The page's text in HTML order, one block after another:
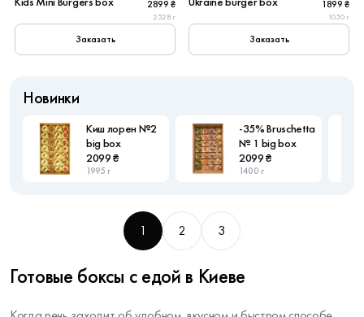
2899 ₴
2528 г
Заказать
1899 ₴
1050 г
Заказать
Новинки
Киш лорен №2
big box
2099 ₴
1995 г
-35% Bruschetta
№ 1 big box
2099 ₴
1400 г
1 2 3
Готовые боксы с едой в Киеве